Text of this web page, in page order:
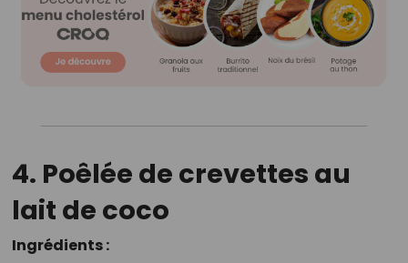
4. Poêlée de crevettes au
lait de coco
Ingrédients :